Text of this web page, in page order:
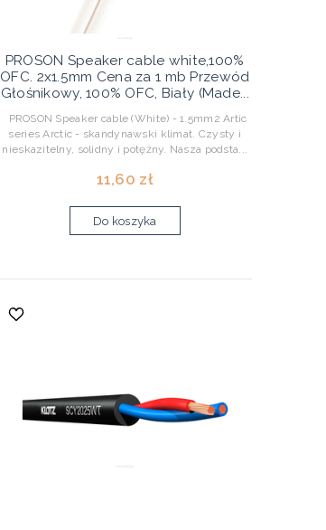
PROSON Speaker cable white,100%
OFC. 2x1.5mm Cena za 1 mb Przewód
Głośnikowy, 100% OFC, Biały (Made...
PROSON Speaker cable (White) - 1.5mm2 Artic
series Arctic - skandynawski klimat. Czysty i
nieskazitelny, solidny i potężny. Nasza podsta...
11,60 zł
Do koszyka